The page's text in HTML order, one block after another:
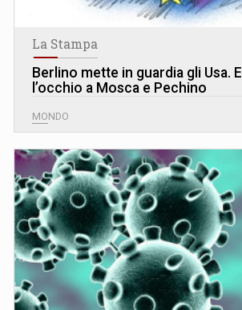
La Stampa
Berlino mette in guardia gli Usa.
l’occhio a Mosca e Pechino
MONDO